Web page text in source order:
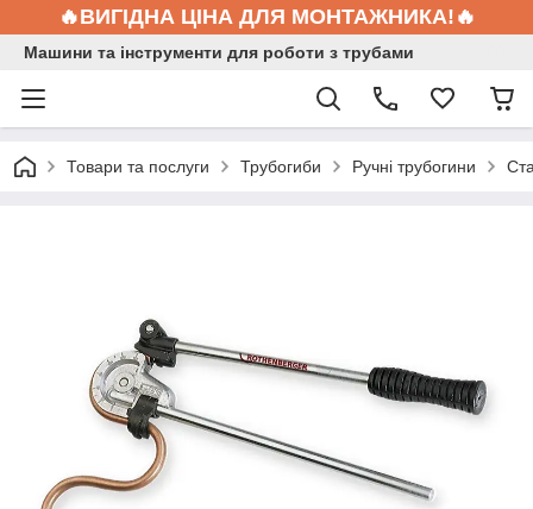
🔥ВИГІДНА ЦІНА ДЛЯ МОНТАЖНИКА!🔥
Машини та інструменти для роботи з трубами
Товари та послуги Трубогиби Ручні трубогини